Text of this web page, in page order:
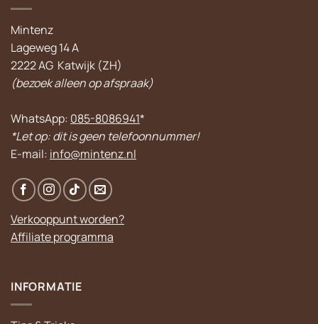
Mintenz
Lageweg 14 A
2222 AG Katwijk (ZH)
(bezoek alleen op afspraak)
WhatsApp: 085-8086941*
*Let op: dit is geen telefoonnummer!
E-mail: info@mintenz.nl
Verkooppunt worden?
Affiliate programma
INFORMATIE